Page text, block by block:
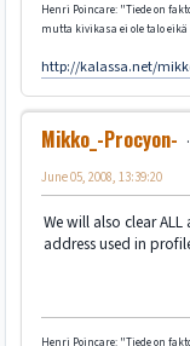
Henri Poincare: "Tiede on
mutta kivikasa ei ole talo
http://kalassa.net/
Mikko_-Procyon-
June 05, 2008, 13:39:20
We will also clear
address used in
Henri Poincare: "Tiede on